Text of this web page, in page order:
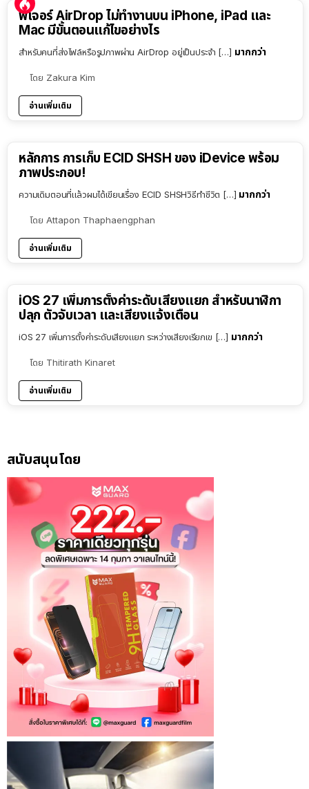
ฟีเจอร์ AirDrop ไม่ทำงานบน iPhone, iPad และ
Mac มีขั้นตอนแก้ไขอย่างไร
สำหรับคนที่ส่งไฟล์หรือรูปภาพผ่าน AirDrop อยู่เป็นประจำ […] มากกว่า
โดย Zakura Kim
อ่านเพิ่มเติม
หลักการ การเก็บ ECID SHSH ของ iDevice พร้อม
ภาพประกอบ!
ความเดิมตอนที่แล้วผมได้เขียนเรื่อง ECID SHSHวิธีทำชีวิต […] มากกว่า
โดย Attapon Thaphaengphan
อ่านเพิ่มเติม
iOS 27 เพิ่มการตั้งค่าระดับเสียงแยก สำหรับนาฬิกา
ปลุก ตัวจับเวลา และเสียงแจ้งเตือน
iOS 27 เพิ่มการตั้งค่าระดับเสียงแยก ระหว่างเสียงเรียกเข […] มากกว่า
โดย Thitirath Kinaret
อ่านเพิ่มเติม
สนับสนุนโดย